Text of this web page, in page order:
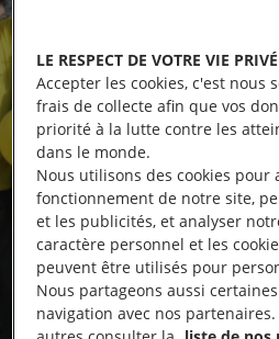
LE RESPECT DE VOTRE VIE
Accepter les cookies, c'est nous
frais de collecte afin que vos
priorité à la lutte contre les
dans le monde.
Nous utilisons des cookies pour
fonctionnement de notre site,
et les publicités, et analyser
caractère personnel et les
peuvent être utilisés pour
Nous partageons aussi
navigation avec nos